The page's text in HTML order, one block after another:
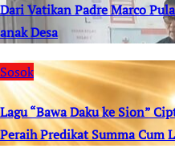
Dari Vatikan Padre Marco
anak Desa
Sosok
Lagu “Bawa Daku ke Sion”
Peraih Predikat Summa Cum